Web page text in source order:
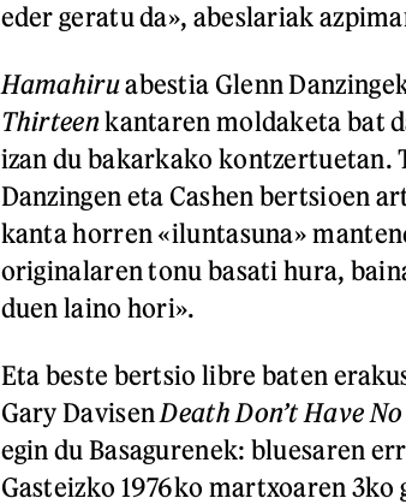
eder geratu da», abeslariak
Hamahiruabestia Glenn
Thirteenkantaren moldaketa bat
izan du bakarkako kontzertuetan.
Danzingen eta Cashen bertsioen
kanta horren «iluntasuna»
originalaren tonu basati hura,
duen laino hori».
Eta beste bertsio libre baten
Gary Davisen Death Don’t Have
egin du Basagurenek: bluesaren
Gasteizko 1976ko martxoaren